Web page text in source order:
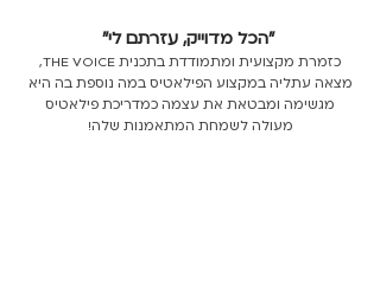
"הכל מדוייק, עזרתם לי"
כזמרת מקצועית ומתמודדת בתכנית THE VOICE,
מצאה עתליה במקצוע הפילאטיס במה נוספת בה היא
מגשימה ומבטאת את עצמה כמדריכת פילאטיס
מעולה לשמחת המתאמנות שלה!